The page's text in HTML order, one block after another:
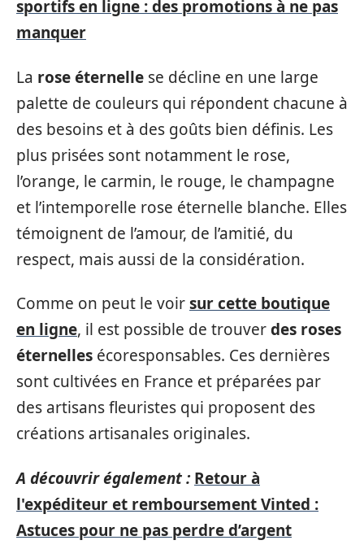
sportifs en ligne : des promotions à ne pas
manquer
La rose éternelle se décline en une large
palette de couleurs qui répondent chacune à
des besoins et à des goûts bien définis. Les
plus prisées sont notamment le rose,
l’orange, le carmin, le rouge, le champagne
et l’intemporelle rose éternelle blanche. Elles
témoignent de l’amour, de l’amitié, du
respect, mais aussi de la considération.
Comme on peut le voirsur cette boutique
en ligne, il est possible de trouverdes roses
éternelles écoresponsables. Ces dernières
sont cultivées en France et préparées par
des artisans fleuristes qui proposent des
créations artisanales originales.
A découvrir également : Retour à
l'expéditeur et remboursement Vinted :
Astuces pour ne pas perdre d’argent